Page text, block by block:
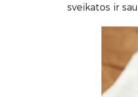
sveikatos ir